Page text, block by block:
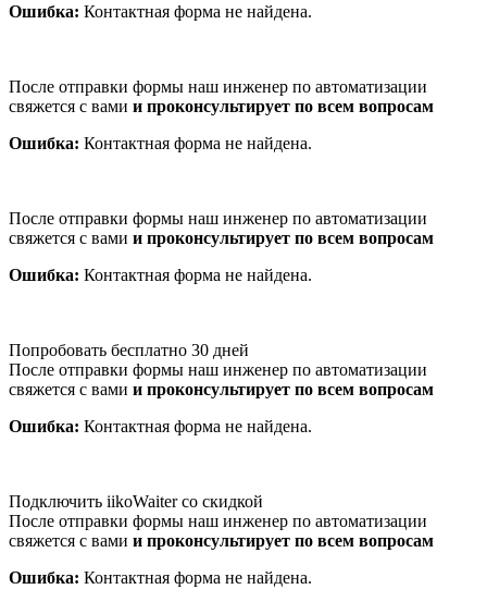
Ошибка: Контактная форма не найдена.
После отправки формы наш инженер по автоматизации
свяжется с вами и проконсультирует по всем вопросам
Ошибка: Контактная форма не найдена.
После отправки формы наш инженер по автоматизации
свяжется с вами и проконсультирует по всем вопросам
Ошибка: Контактная форма не найдена.
Попробовать бесплатно 30 дней
После отправки формы наш инженер по автоматизации
свяжется с вами и проконсультирует по всем вопросам
Ошибка: Контактная форма не найдена.
Подключить iikoWaiter со скидкой
После отправки формы наш инженер по автоматизации
свяжется с вами и проконсультирует по всем вопросам
Ошибка: Контактная форма не найдена.